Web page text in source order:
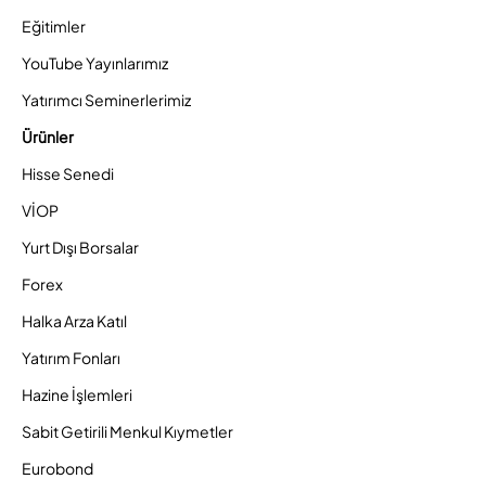
Eğitimler
YouTube Yayınlarımız
Yatırımcı Seminerlerimiz
Ürünler
Hisse Senedi
VİOP
Yurt Dışı Borsalar
Forex
Halka Arza Katıl
Yatırım Fonları
Hazine İşlemleri
Sabit Getirili Menkul Kıymetler
Eurobond